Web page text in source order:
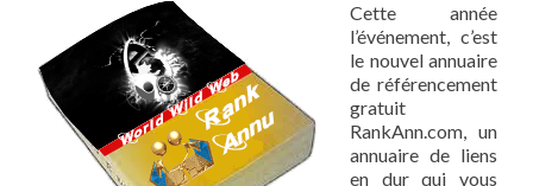
Cette année
l’événement, c’est
le nouvel annuaire
de référencement
gratuit
RankAnn.com, un
annuaire de liens
en dur qui vous